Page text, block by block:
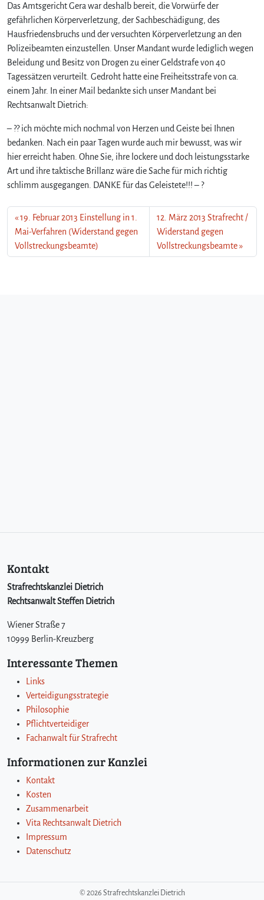
Das Amtsgericht Gera war deshalb bereit, die Vorwürfe der
gefährlichen Körperverletzung, der Sachbeschädigung, des
Hausfriedensbruchs und der versuchten Körperverletzung an den
Polizeibeamten einzustellen. Unser Mandant wurde lediglich wegen
Beleidung und Besitz von Drogen zu einer Geldstrafe von 40
Tagessätzen verurteilt. Gedroht hatte eine Freiheitsstrafe von ca.
einem Jahr. In einer Mail bedankte sich unser Mandant bei
Rechtsanwalt Dietrich:
– ?? ich möchte mich nochmal von Herzen und Geiste bei Ihnen
bedanken. Nach ein paar Tagen wurde auch mir bewusst, was wir
hier erreicht haben. Ohne Sie, ihre lockere und doch leistungsstarke
Art und ihre taktische Brillanz wäre die Sache für mich richtig
schlimm ausgegangen. DANKE für das Geleistete!!! – ?
19. Februar 2013 Einstellung in 1.
Mai-Verfahren (Widerstand gegen
Vollstreckungsbeamte)
12. März 2013 Strafrecht /
Widerstand gegen
Vollstreckungsbeamte
Kontakt
Strafrechtskanzlei Dietrich
Rechtsanwalt Steffen Dietrich
Wiener Straße 7
10999 Berlin-Kreuzberg
Interessante Themen
Links
Verteidigungsstrategie
Philosophie
Pflichtverteidiger
Fachanwalt für Strafrecht
Informationen zur Kanzlei
Kontakt
Kosten
Zusammenarbeit
Vita Rechtsanwalt Dietrich
Impressum
Datenschutz
© 2026 Strafrechtskanzlei Dietrich